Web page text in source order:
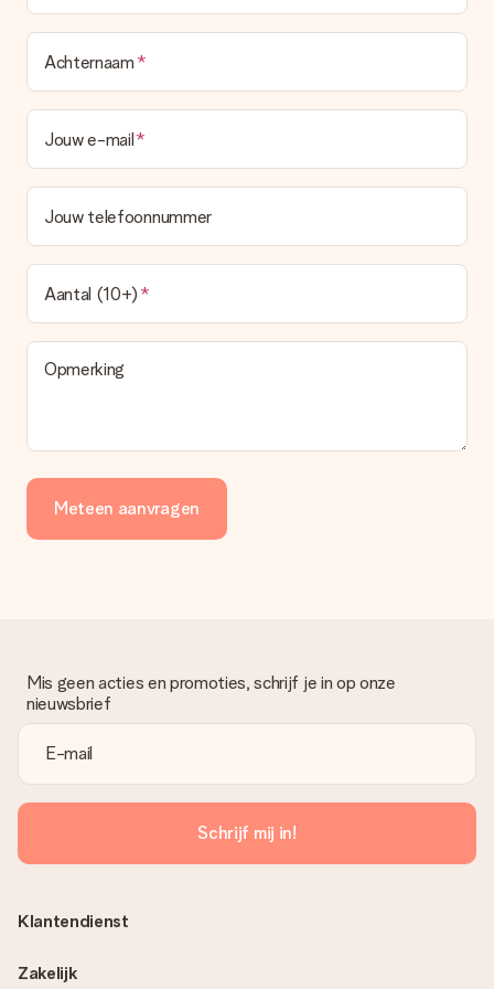
Betalen
Hoe kan ik mijn bestelling betalen?
Wij bieden de volgende betaalmethodes aan: iDeal, Paypal,
creditcard of handmatige overboeking. Hou bij handmatige
Cadeau ontvangen
We vinden het erg vervelend als je cadeau niet naar wens is
geleverd. Je kunt hiervoor contact opnemen met onze
klantenservice, zij helpen je graag bij het vinden van een
passende oplossing.
Wordt de factuur met de bestelling meegestuurd?
Er wordt geen factuur meegestuurd bij je bestelling. Je
ontvangt deze bij de bevestiging van de verzending en je kunt
Achternaam
Jouw e-mail
Jouw telefoonnummer
Aantal (10+)
Opmerking
Meteen aanvragen
Mis geen acties en promoties, schrijf je in op onze
nieuwsbrief
Schrijf mij in!
Klantendienst
Zakelijk